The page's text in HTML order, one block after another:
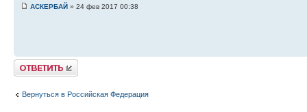
АСКЕРБАЙ » 24 фев 2017 00:38
Ответить
Вернуться в Российская Федерация